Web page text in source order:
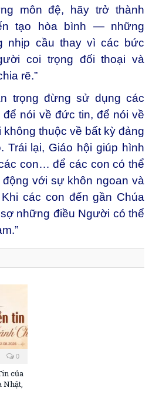
môn đệ, hãy trở thành
tạo hòa bình — những
nhịp cầu thay vì các bức
coi trọng đối thoại và
rẽ.”
trọng đừng sử dụng các
để nói về đức tin, để nói về
không thuộc về bất kỳ đảng
Trái lại, Giáo hội giúp hình
con… để các con có thể
với sự khôn ngoan và
các con đến gần Chúa
những điều Người có thể
0
của
Nhật,